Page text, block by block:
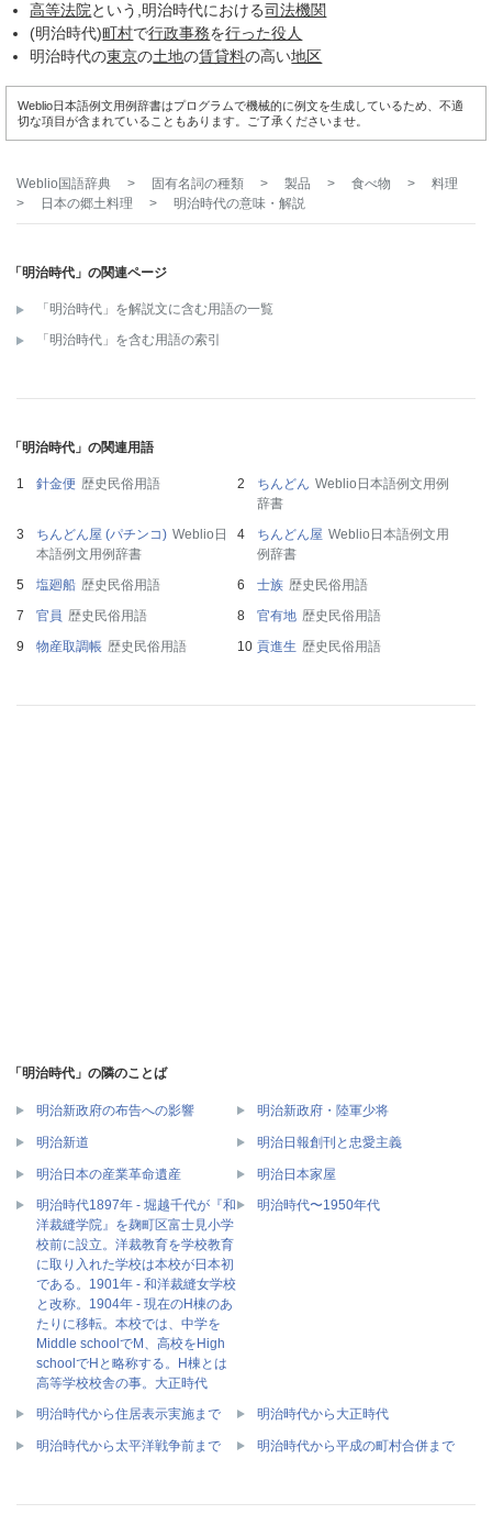
高等法院という,明治時代における司法機関
(明治時代)町村で行政事務を行った役人
明治時代の東京の土地の賃貸料の高い地区
Weblio日本語例文用例辞書はプログラムで機械的に例文を生成しているため、不適
切な項目が含まれていることもあります。ご了承くださいませ。
Weblio国語辞典 > 固有名詞の種類 > 製品 > 食べ物 >
料理
>
日本の郷土料理 > 明治時代の意味・解説
「明治時代」の関連ページ
「明治時代」を解説文に含む用語の一覧
「明治時代」を含む用語の索引
「明治時代」の関連用語
針金便 歴史民俗用語 ちんどん Weblio日本語例文用例
辞書
ちんどん屋 (パチンコ) Weblio日
本語例文用例辞書
ちんどん屋 Weblio日本語例文用
例辞書
塩廻船 歴史民俗用語 士族 歴史民俗用語
官員 歴史民俗用語 官有地 歴史民俗用語
物産取調帳 歴史民俗用語 貢進生 歴史民俗用語
「明治時代」の隣のことば
明治新政府の布告への影響 明治新政府・陸軍少将
明治新道 明治日報創刊と忠愛主義
明治日本の産業革命遺産
明治日本家屋
明治時代1897年 - 堀越千代が『和
洋裁縫学院』を麹町区富士見小学
校前に設立。洋裁教育を学校教育
に取り入れた学校は本校が日本初
である。1901年 - 和洋裁縫女学校
と改称。1904年 - 現在のH棟のあ
たりに移転。本校では、中学を
Middle schoolでM、高校をHigh
schoolでHと略称する。H棟とは
高等学校校舎の事。大正時代
明治時代〜1950年代
明治時代から住居表示実施まで 明治時代から大正時代
明治時代から太平洋戦争前まで 明治時代から平成の町村合併まで